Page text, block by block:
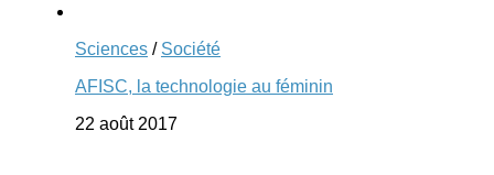
Sciences / Société
AFISC, la technologie au féminin
22 août 2017